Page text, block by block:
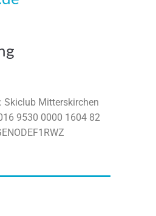
Skiclub Mitterskirchen
9530 0000 1604 82